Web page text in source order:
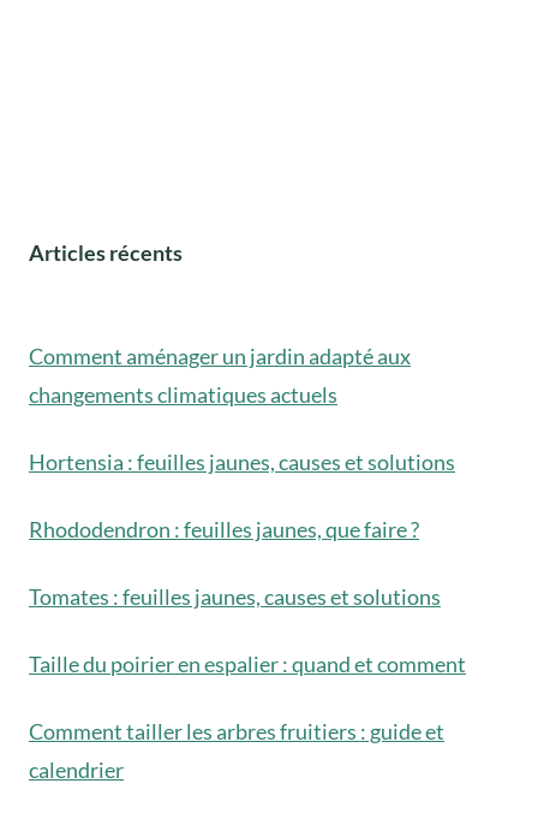
Articles récents
Comment aménager un jardin adapté aux
changements climatiques actuels
Hortensia : feuilles jaunes, causes et solutions
Rhododendron : feuilles jaunes, que faire ?
Tomates : feuilles jaunes, causes et solutions
Taille du poirier en espalier : quand et comment
Comment tailler les arbres fruitiers : guide et
calendrier